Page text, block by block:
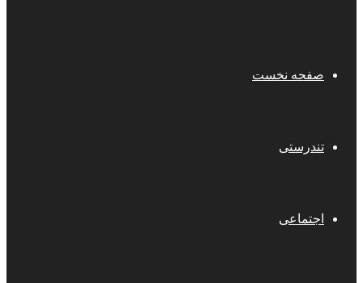
صفحه نخست
تندرستی
اجتماعی